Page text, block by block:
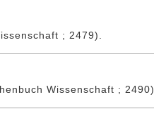
; 2479).
Wissenschaft ; 2490).